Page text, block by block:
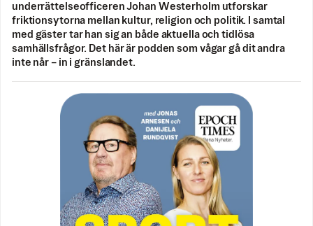
underrättelseofficeren Johan Westerholm utforskar
friktionsytorna mellan kultur, religion och politik. I samtal
med gäster tar han sig an både aktuella och tidlösa
samhällsfrågor. Det här är podden som vågar gå dit andra
inte når – in i gränslandet.